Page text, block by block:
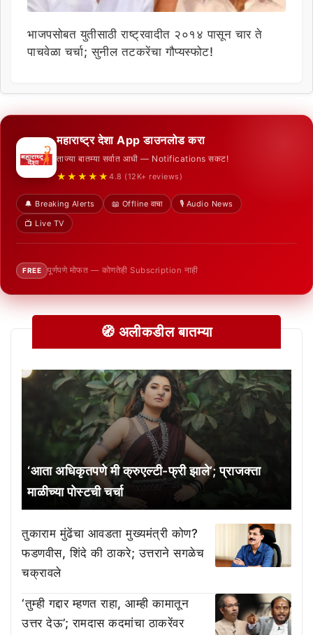
भाजपसोबत युतीसाठी राष्ट्रवादीत २०१४ पासून चार ते
पाचवेळा चर्चा; सुनील तटकरेंचा गौप्यस्फोट!
महाराष्ट्र देशा App डाउनलोड करा
ताज्या बातम्या सर्वात आधी — Notifications सकट!
★★★★★ 4.8 (12K+ reviews)
🔔 Breaking Alerts 📖 Offline वाचा
🎙️ Audio News
📺 Live TV
FREE पूर्णपणे मोफत — कोणतेही Subscription नाही
🧭 अलीकडील बातम्या
‘आता अधिकृतपणे मी क्रुएल्टी-फ्री झाले’; प्राजक्ता
माळीच्या पोस्टची चर्चा
तुकाराम मुंढेंचा आवडता मुख्यमंत्री कोण?
फडणवीस, शिंदे की ठाकरे; उत्तराने सगळेच
चक्रावले
‘तुम्ही गद्दार म्हणत राहा, आम्ही कामातून
उत्तर देऊ’; रामदास कदमांचा ठाकरेंवर